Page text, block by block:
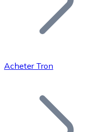
Bitcoin
Acheter Tron